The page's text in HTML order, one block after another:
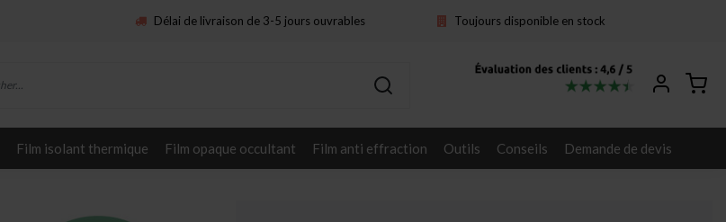
Délai de livraison de 3-5 jours ouvrables Toujours disponible en stock
Film isolant thermique Film opaque occultant Film anti effraction Outils Conseils Demande de devis